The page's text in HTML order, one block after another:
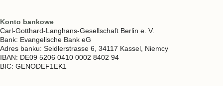
Konto bankowe
Carl-Gotthard-Langhans-Gesellschaft Berlin e. V.
Bank: Evangelische Bank eG
Adres banku: Seidlerstrasse 6, 34117 Kassel, Niemcy
IBAN: DE09 5206 0410 0002 8402 94
BIC: GENODEF1EK1